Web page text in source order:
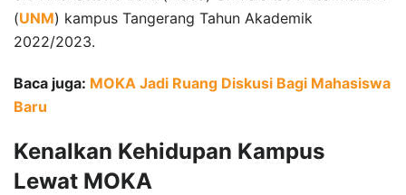
(UNM) kampus Tangerang Tahun Akademik
2022/2023.
Baca juga: MOKA Jadi Ruang Diskusi Bagi Mahasiswa
Baru
Kenalkan Kehidupan Kampus
Lewat MOKA